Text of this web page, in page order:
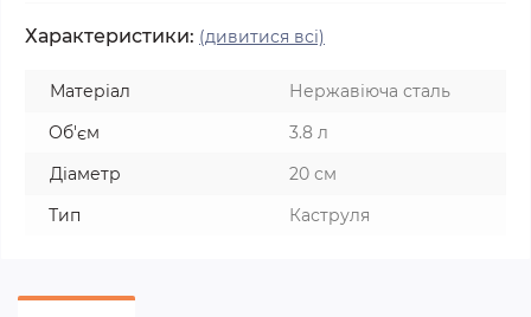
Характеристики: (дивитися всі)
Матеріал
Нержавіюча сталь
Об'єм
3.8 л
Діаметр
20 см
Тип
Каструля